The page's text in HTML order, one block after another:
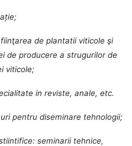
de plantatii viticole şi
de producere a strugurilor de
viticole;
in reviste, anale, etc.
pentru diseminare tehnologii;
seminarii tehnice,